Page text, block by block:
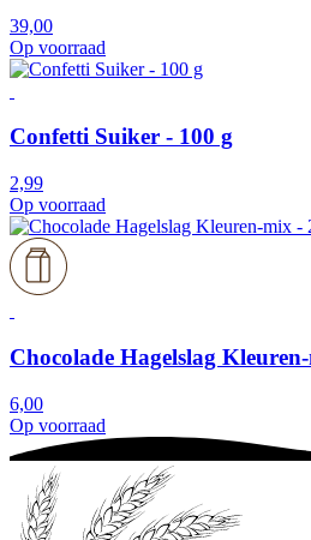
39,00
Op voorraad
Confetti Suiker - 100 g
2,99
Op voorraad
Chocolade Hagelslag
6,00
Op voorraad